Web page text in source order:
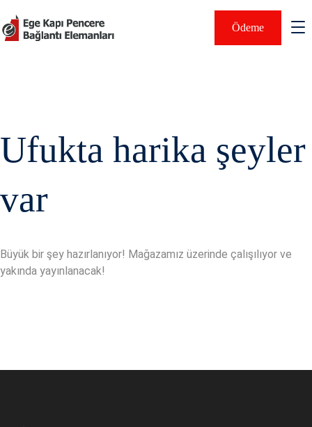
Ödeme
Ufukta harika şeyler
var
Büyük bir şey hazırlanıyor! Mağazamız üzerinde çalışılıyor ve
yakında yayınlanacak!